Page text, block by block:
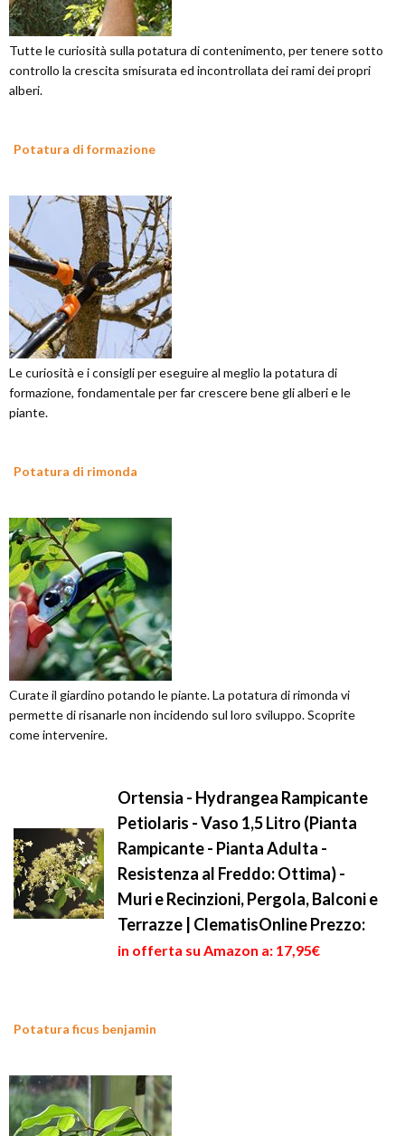
Tutte le curiosità sulla potatura di contenimento, per tenere sotto
controllo la crescita smisurata ed incontrollata dei rami dei propri
alberi.
Potatura di formazione
Le curiosità e i consigli per eseguire al meglio la potatura di
formazione, fondamentale per far crescere bene gli alberi e le
piante.
Potatura di rimonda
Curate il giardino potando le piante. La potatura di rimonda vi
permette di risanarle non incidendo sul loro sviluppo. Scoprite
come intervenire.
Ortensia - Hydrangea Rampicante
Petiolaris - Vaso 1,5 Litro (Pianta
Rampicante - Pianta Adulta -
Resistenza al Freddo: Ottima) -
Muri e Recinzioni, Pergola, Balconi e
Terrazze | ClematisOnlinePrezzo:
in offerta su Amazon a: 17,95€
Potatura ficus benjamin